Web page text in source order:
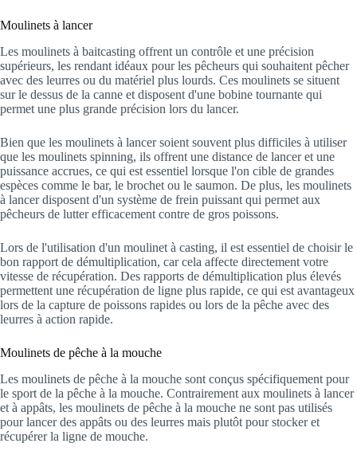
Moulinets à lancer
Les moulinets à baitcasting offrent un contrôle et une précision
supérieurs, les rendant idéaux pour les pêcheurs qui souhaitent pêcher
avec des leurres ou du matériel plus lourds. Ces moulinets se situent
sur le dessus de la canne et disposent d'une bobine tournante qui
permet une plus grande précision lors du lancer.
Bien que les moulinets à lancer soient souvent plus difficiles à utiliser
que les moulinets spinning, ils offrent une distance de lancer et une
puissance accrues, ce qui est essentiel lorsque l'on cible de grandes
espèces comme le bar, le brochet ou le saumon. De plus, les moulinets
à lancer disposent d'un système de frein puissant qui permet aux
pêcheurs de lutter efficacement contre de gros poissons.
Lors de l'utilisation d'un moulinet à casting, il est essentiel de choisir le
bon rapport de démultiplication, car cela affecte directement votre
vitesse de récupération. Des rapports de démultiplication plus élevés
permettent une récupération de ligne plus rapide, ce qui est avantageux
lors de la capture de poissons rapides ou lors de la pêche avec des
leurres à action rapide.
Moulinets de pêche à la mouche
Les moulinets de pêche à la mouche sont conçus spécifiquement pour
le sport de la pêche à la mouche. Contrairement aux moulinets à lancer
et à appâts, les moulinets de pêche à la mouche ne sont pas utilisés
pour lancer des appâts ou des leurres mais plutôt pour stocker et
récupérer la ligne de mouche.